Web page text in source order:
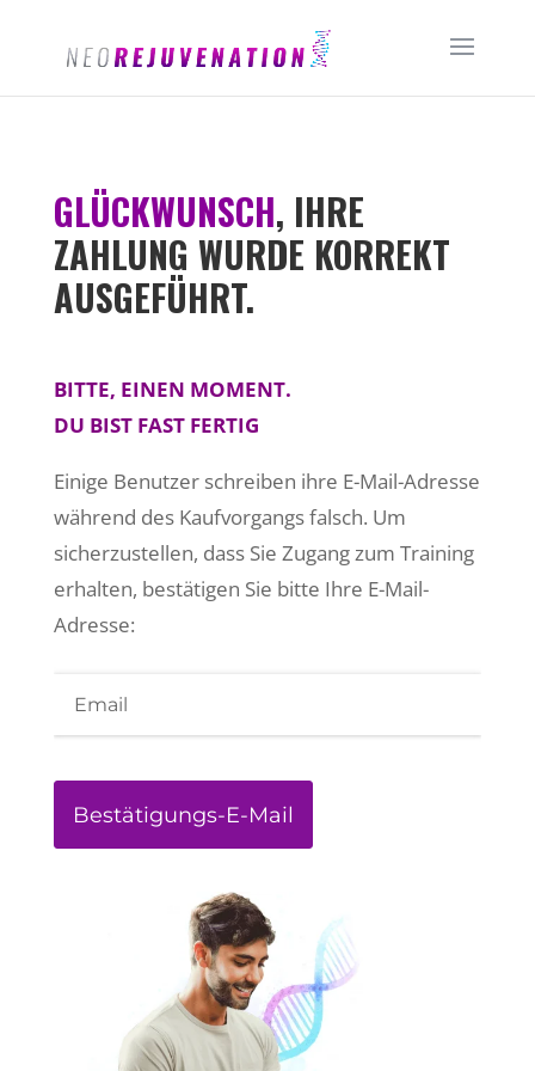
GLÜCKWUNSCH, IHRE
ZAHLUNG WURDE KORREKT
AUSGEFÜHRT.
BITTE, EINEN MOMENT.
DU BIST FAST FERTIG
Einige Benutzer schreiben ihre E-Mail-Adresse
während des Kaufvorgangs falsch. Um
sicherzustellen, dass Sie Zugang zum Training
erhalten, bestätigen Sie bitte Ihre E-Mail-
Adresse: